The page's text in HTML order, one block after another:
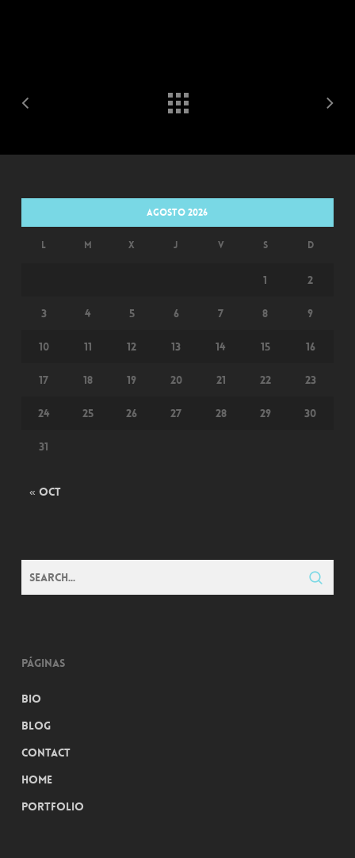
agosto 2026
L M X J V S D
1 2
3 4 5 6 7 8 9
10 11 12 13 14 15 16
17 18 19 20 21 22 23
24 25 26 27 28 29 30
31
« Oct
Páginas
Bio
Blog
Contact
Home
Portfolio